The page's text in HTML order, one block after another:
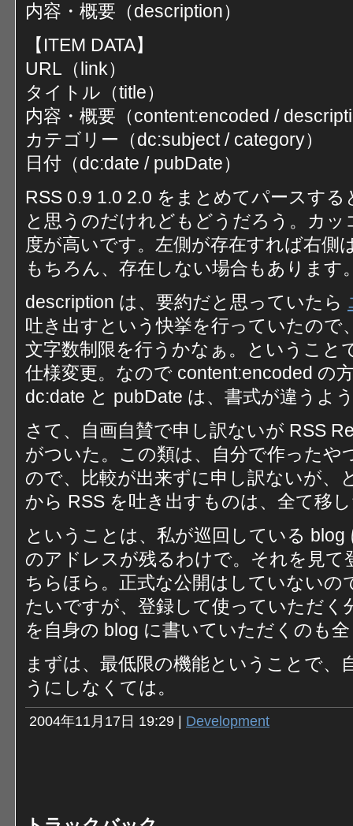
内容・概要（description）
【ITEM DATA】
URL（link）
タイトル（title）
内容・概要（content:encoded /
カテゴリー（dc:subject / category）
日付（dc:date / pubDate）
RSS 0.9 1.0 2.0 をまとめてパースす
と思うのだけれどもどうだろう。カ
度が高いです。左側が存在すれば右側
もちろん、存在しない場合もあります
description は、要約だと思っていたら
吐き出すという快挙を行っていたので
文字数制限を行うかなぁ。ということ
仕様変更。なので content:encoded の
dc:date と pubDate は、書式が違うよ
さて、自画自賛で申し訳ないが RSS
がついた。この類は、自分で作った
ので、比較が出来ずに申し訳ないが、
から RSS を吐き出すものは、全て移
ということは、私が巡回している
のアドレスが残るわけで。それを見
ちらほら。正式な公開はしていない
たいですが、登録して使っていただく
を自身の blog に書いていただくのも
まずは、最低限の機能ということで、
うにしなくては。
2004年11月17日 19:29 | Development